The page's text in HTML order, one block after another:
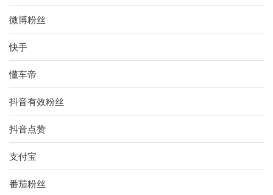
微博粉丝
快手
懂车帝
抖音有效粉丝
抖音点赞
支付宝
番茄粉丝